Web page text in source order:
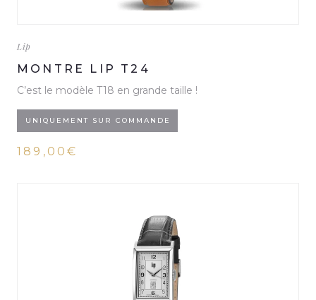
Lip
MONTRE LIP T24
C’est le modèle T18 en grande taille !
UNIQUEMENT SUR COMMANDE
189,00€